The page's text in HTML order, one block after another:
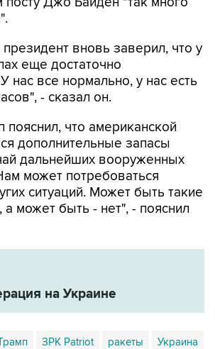
вновь заверил, что у
еще достаточно
нас все нормально, у нас есть
- сказал он.
пояснил, что американской
дополнительные запасы
дальнейших вооруженных
может потребоваться
ситуаций. Может быть такие
а может быть - нет", - пояснил
на Украине
ЗРК Patriot ракеты Украина